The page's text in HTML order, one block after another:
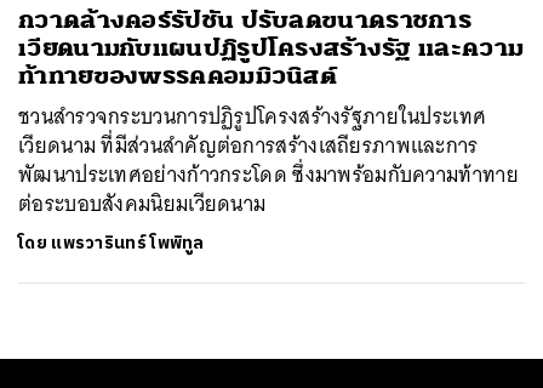
กวาดล้างคอร์รัปชัน ปรับลดขนาดราชการ
เวียดนามกับแผนปฏิรูปโครงสร้างรัฐ และความ
ท้าทายของพรรคคอมมิวนิสต์
ชวนสำรวจกระบวนการปฏิรูปโครงสร้างรัฐภายในประเทศ
เวียดนาม ที่มีส่วนสำคัญต่อการสร้างเสถียรภาพและการ
พัฒนาประเทศอย่างก้าวกระโดด ซึ่งมาพร้อมกับความท้าทาย
ต่อระบอบสังคมนิยมเวียดนาม
โดย แพรวารินทร์ โพพิทูล